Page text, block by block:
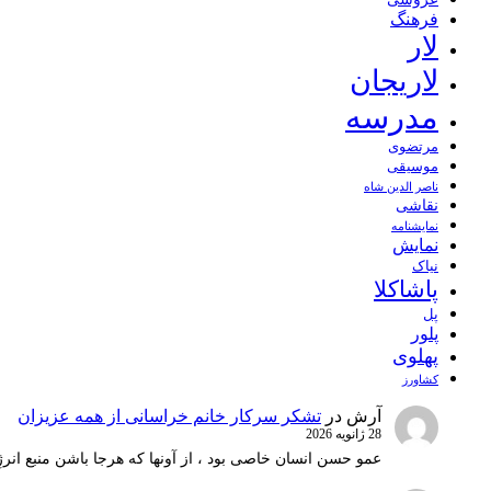
فرهنگ
لار
لاریجان
مدرسه
مرتضوی
موسیقی
ناصر الدین شاه
نقاشی
نمايشنامه
نمایش
نیاک
پاشاکلا
پل
پلور
پهلوی
کشاورز
آرش در تشکر سرکار خانم خراسانی از همه عزیزان
28 ژانویه 2026
عمو حسن انسان خاصی بود ، از آونها که هرجا باشن منبع